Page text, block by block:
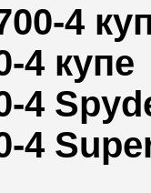
4
4
4
4